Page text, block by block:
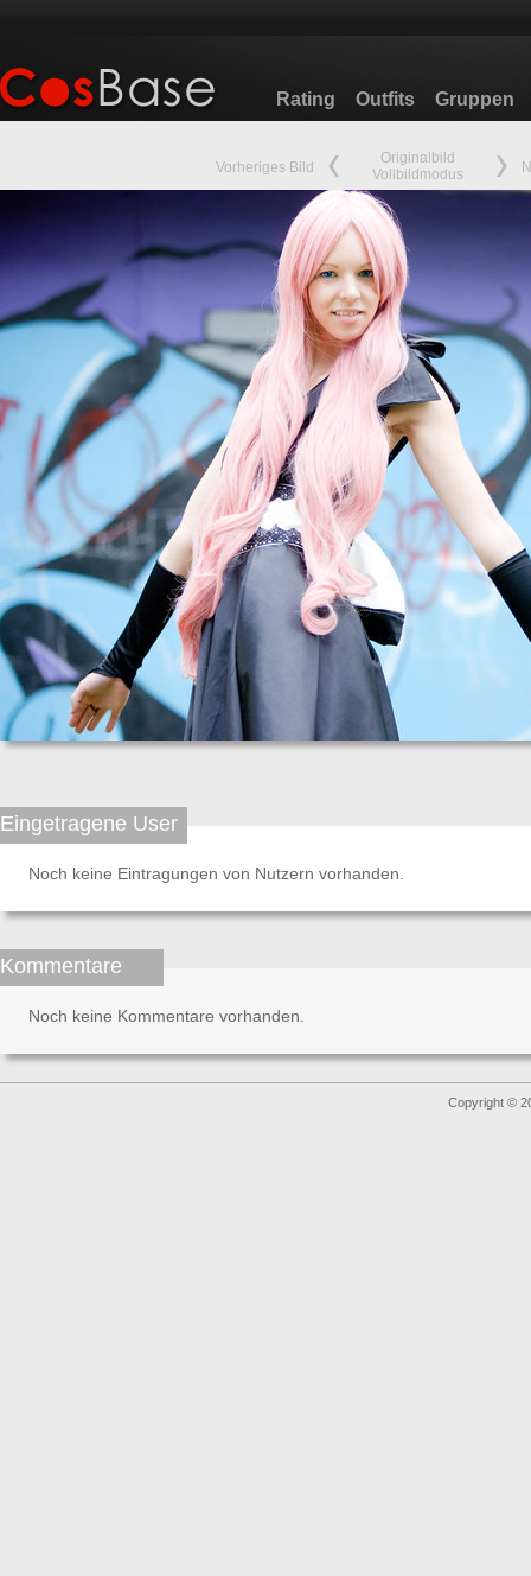
Rating Outfits Gruppen
Vorheriges Bild
Originalbild
Vollbildmodus
Eingetragene User
Noch keine Eintragungen von Nutzern vorhanden.
Kommentare
Noch keine Kommentare vorhanden.
Copyright ©